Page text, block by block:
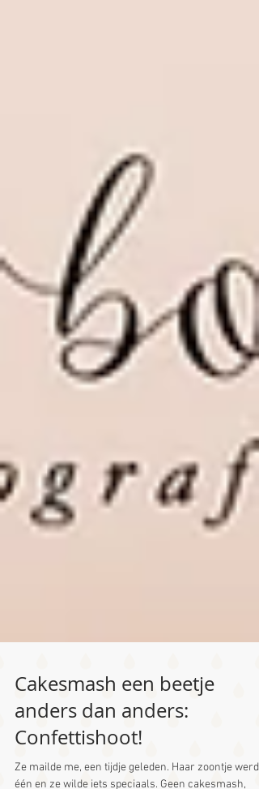
Cakesmash een beetje
anders dan anders:
Confettishoot!